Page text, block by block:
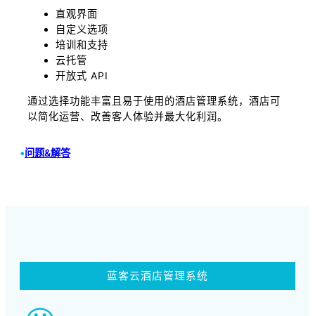
直观界面
自定义选项
培训和支持
云托管
开放式 API
通过选择功能丰富且易于使用的酒店管理系统，酒店可
以简化运营、改善客人体验并最大化利润。
•问题&解答
蓝客云酒店管理系统